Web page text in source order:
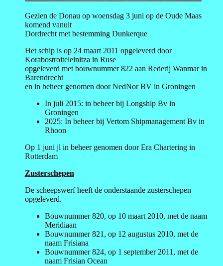
Gezien de Donau op woensdag 3 juni op de Oude Maas
komend vanuit
Dordrecht met bestemming Dunkerque
Het schip is op 24 maart 2011 opgeleverd door
Korabostroitelelnitza in Ruse
opgeleverd met bouwnummer 822 aan Rederij Wanmar in
Barendrecht
en in beheer genomen door NedNor BV in Groningen
In juli 2015: in beheer bij Longship Bv in
Groningen
2025: In beheer bij Vertom Shipmanagement Bv in
Rhoon
Op 1 juni jl in beheer genomen door Era Chartering in
Rotterdam
Zusterschepen
De scheepswerf heeft de onderstaande zusterschepen
opgeleverd.
Bouwnummer 820, op 10 maart 2010, met de naam
Meridiaan
Bouwnummer 821, op 12 augustus 2010, met de
naam Frisiana
Bouwnummer 824, op 1 september 2011, met de
naam Frisian Ocean